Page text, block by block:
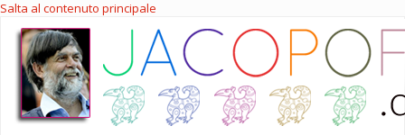
Salta al contenuto principale